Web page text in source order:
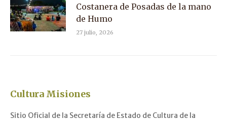
Costanera de Posadas de la mano
de Humo
27 julio, 2026
Cultura Misiones
Sitio Oficial de la Secretaría de Estado de Cultura de la